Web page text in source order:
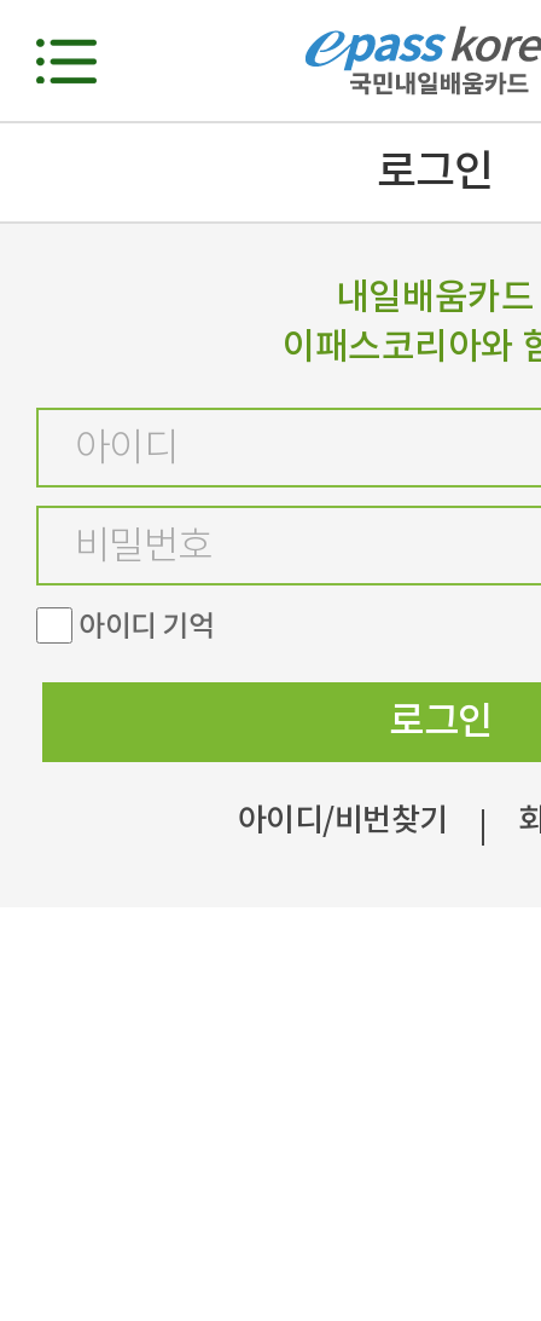
로그인
내일배움카드
이패스코리아와
아이디 기억
로그인
아이디/비번찾기